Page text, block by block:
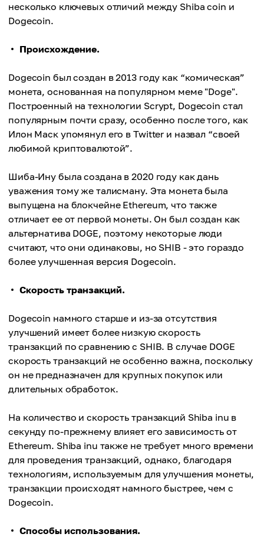
несколько ключевых отличий между Shiba coin и
Dogecoin.
Происхождение.
Dogecoin был создан в 2013 году как “комическая”
монета, основанная на популярном меме "Doge".
Построенный на технологии Scrypt, Dogecoin стал
популярным почти сразу, особенно после того, как
Илон Маск упомянул его в Twitter и назвал “своей
любимой криптовалютой”.
Шиба-Ину была создана в 2020 году как дань
уважения тому же талисману. Эта монета была
выпущена на блокчейне Ethereum, что также
отличает ее от первой монеты. Он был создан как
альтернатива DOGE, поэтому некоторые люди
считают, что они одинаковы, но SHIB - это гораздо
более улучшенная версия Dogecoin.
Скорость транзакций.
Dogecoin намного старше и из-за отсутствия
улучшений имеет более низкую скорость
транзакций по сравнению с SHIB. В случае DOGE
скорость транзакций не особенно важна, поскольку
он не предназначен для крупных покупок или
длительных обработок.
На количество и скорость транзакций Shiba inu в
секунду по-прежнему влияет его зависимость от
Ethereum. Shiba inu также не требует много времени
для проведения транзакций, однако, благодаря
технологиям, используемым для улучшения монеты,
транзакции происходят намного быстрее, чем с
Dogecoin.
Способы использования.